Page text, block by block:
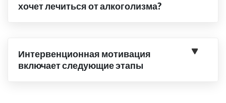
хочет лечиться от алкоголизма?
Интервенционная мотивация
включает следующие этапы